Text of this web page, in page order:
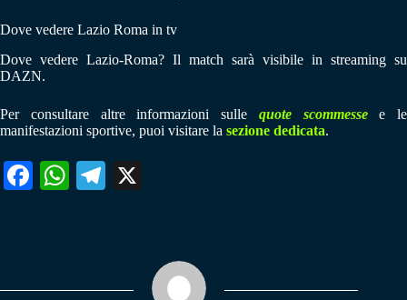
Dove vedere Lazio Roma in tv
Dove vedere Lazio-Roma? Il match sarà visibile in streaming su
DAZN.
Per consultare altre informazioni sulle quote scommessee le
manifestazioni sportive, puoi visitare la sezione dedicata.
Fa W
pp
Te
m